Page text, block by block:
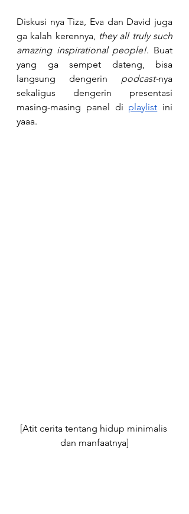
Diskusi nya Tiza, Eva dan David juga
ga kalah kerennya, they all truly such
amazing inspirational people!. Buat
yang ga sempet dateng, bisa
langsung dengerin podcast-nya
sekaligus dengerin presentasi
masing-masing panel di playlist ini
yaaa.
[Atit cerita tentang hidup minimalis
dan manfaatnya]